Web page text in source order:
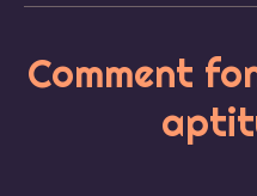
Comment